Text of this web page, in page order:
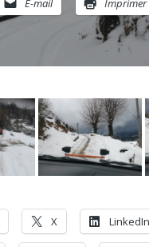
E-mail Imprimer
X LinkedIn